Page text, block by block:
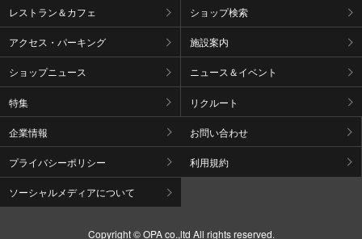
レストラン＆カフェ ショップ検索
アクセス・パーキング 施設案内
ショップニュース ニュース＆イベント
特集 リクルート
企業情報 お問い合わせ
プライバシーポリシー 利用規約
ソーシャルメディアについて
Copyright © OPA co.,ltd All rights reserved.